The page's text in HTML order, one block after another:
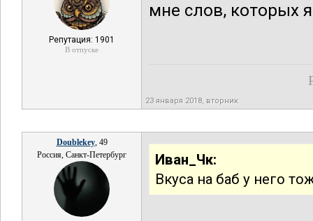
Репутация: 1901
В отпуске
мне слов, которых
23 января 2018, вторник
Doublekey, 49
Россия, Санкт-Петербург
Иван_Чк:
Вкуса на баб у него